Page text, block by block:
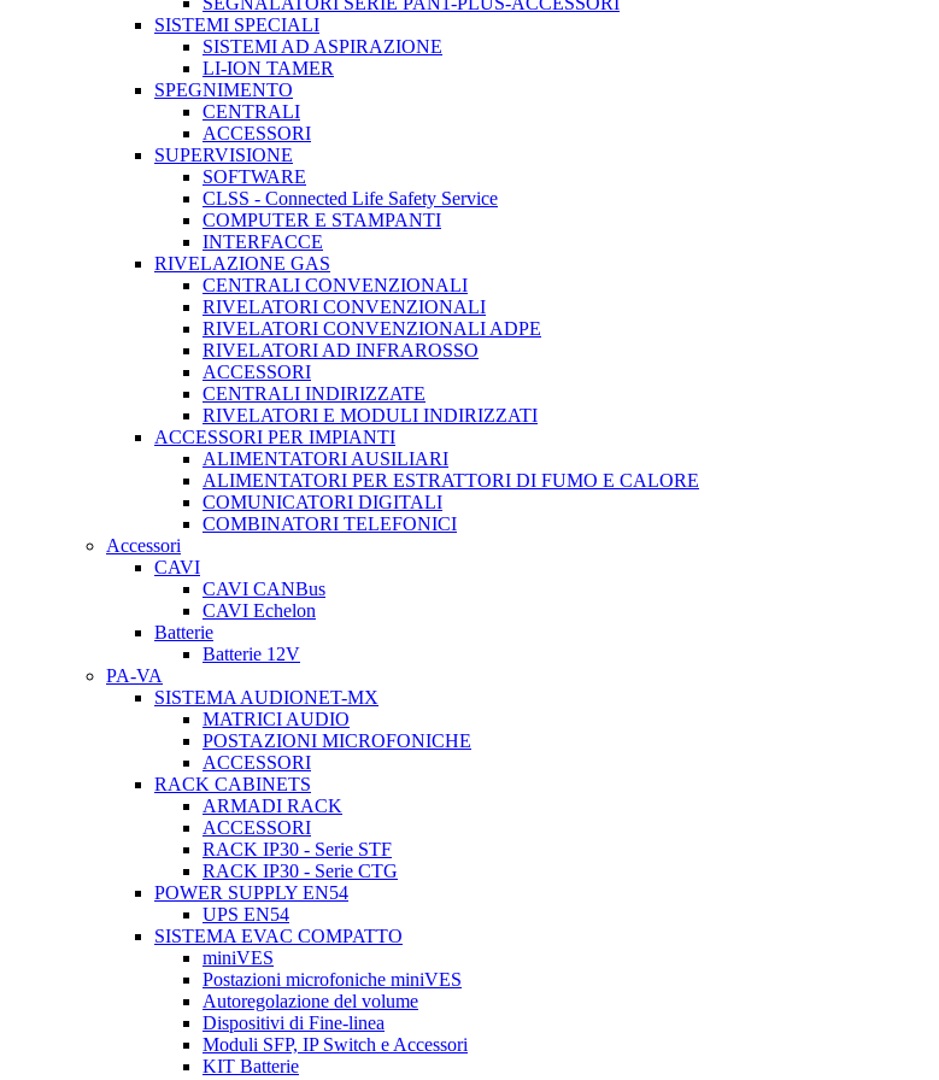
SISTEMI SPECIALI
SISTEMI AD ASPIRAZIONE
LI-ION TAMER
SPEGNIMENTO
CENTRALI
ACCESSORI
SUPERVISIONE
SOFTWARE
CLSS - Connected Life Safety Service
COMPUTER E STAMPANTI
INTERFACCE
RIVELAZIONE GAS
CENTRALI CONVENZIONALI
RIVELATORI CONVENZIONALI
RIVELATORI CONVENZIONALI ADPE
RIVELATORI AD INFRAROSSO
ACCESSORI
CENTRALI INDIRIZZATE
RIVELATORI E MODULI INDIRIZZATI
ACCESSORI PER IMPIANTI
ALIMENTATORI AUSILIARI
ALIMENTATORI PER ESTRATTORI DI FUMO E CALORE
COMUNICATORI DIGITALI
COMBINATORI TELEFONICI
Accessori
CAVI
CAVI CANBus
CAVI Echelon
Batterie
Batterie 12V
PA-VA
SISTEMA AUDIONET-MX
MATRICI AUDIO
POSTAZIONI MICROFONICHE
ACCESSORI
RACK CABINETS
ARMADI RACK
ACCESSORI
RACK IP30 - Serie STF
RACK IP30 - Serie CTG
POWER SUPPLY EN54
UPS EN54
SISTEMA EVAC COMPATTO
miniVES
Postazioni microfoniche miniVES
Autoregolazione del volume
Dispositivi di Fine-linea
Moduli SFP, IP Switch e Accessori
KIT Batterie